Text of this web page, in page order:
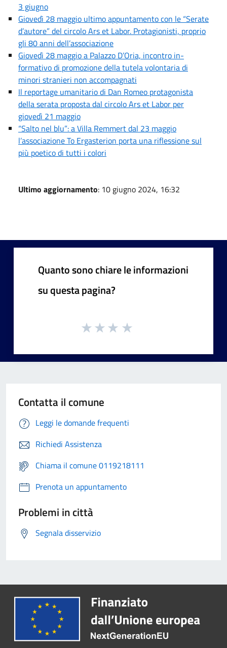
3 giugno
Giovedì 28 maggio ultimo appuntamento con le “Serate
d’autore” del circolo Ars et Labor. Protagionisti, proprio
gli 80 anni dell’associazione
Giovedì 28 maggio a Palazzo D’Oria, incontro in-
formativo di promozione della tutela volontaria di
minori stranieri non accompagnati
Il reportage umanitario di Dan Romeo protagonista
della serata proposta dal circolo Ars et Labor per
giovedì 21 maggio
“Salto nel blu”: a Villa Remmert dal 23 maggio
l’associazione To Ergasterion porta una riflessione sul
più poetico di tutti i colori
Ultimo aggiornamento: 10 giugno 2024, 16:32
Quanto sono chiare le informazioni
su questa pagina?
Contatta il comune
Leggi le domande frequenti
Richiedi Assistenza
Chiama il comune 0119218111
Prenota un appuntamento
Problemi in città
Segnala disservizio